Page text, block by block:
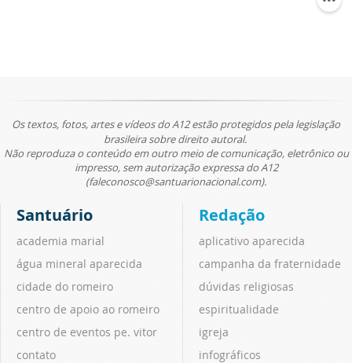
Os textos, fotos, artes e vídeos do A12 estão protegidos pela legislação
brasileira sobre direito autoral.
Não reproduza o conteúdo em outro meio de comunicação, eletrônico ou
impresso, sem autorização expressa do A12
(faleconosco@santuarionacional.com).
Santuário
academia marial
água mineral aparecida
cidade do romeiro
centro de apoio ao romeiro
centro de eventos pe. vitor
contato
Redação
aplicativo aparecida
campanha da fraternidade
dúvidas religiosas
espiritualidade
igreja
infográficos